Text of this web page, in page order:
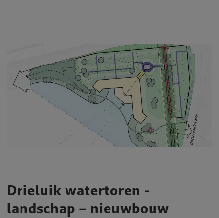
Drieluik watertoren -
landschap – nieuwbouw